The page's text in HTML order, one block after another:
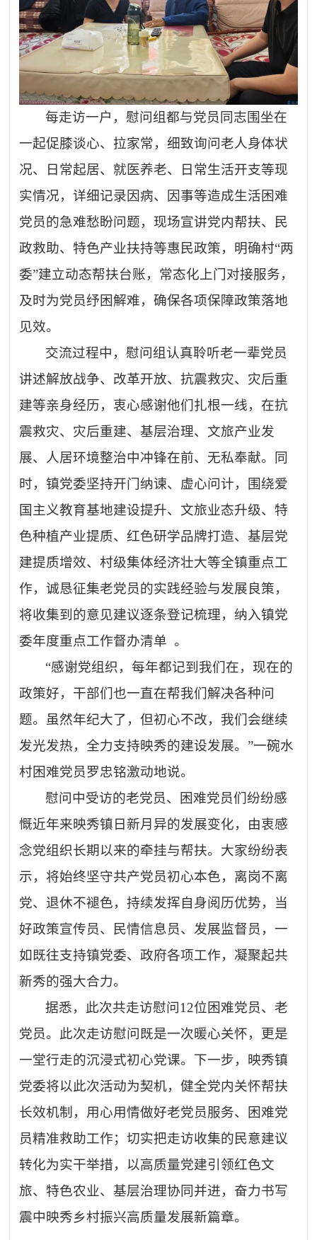
每走访一户，慰问组都与党员同志围坐在
一起促膝谈心、拉家常，细致询问老人身体状
况、日常起居、就医养老、日常生活开支等现
实情况，详细记录因病、因事等造成生活困难
党员的急难愁盼问题，现场宣讲党内帮扶、民
政救助、特色产业扶持等惠民政策，明确村“两
委”建立动态帮扶台账，常态化上门对接服务，
及时为党员纾困解难，确保各项保障政策落地
见效。
交流过程中，慰问组认真聆听老一辈党员
讲述解放战争、改革开放、抗震救灾、灾后重
建等亲身经历，衷心感谢他们扎根一线，在抗
震救灾、灾后重建、基层治理、文旅产业发
展、人居环境整治中冲锋在前、无私奉献。同
时，镇党委坚持开门纳谏、虚心问计，围绕爱
国主义教育基地建设提升、文旅业态升级、特
色种植产业提质、红色研学品牌打造、基层党
建提质增效、村级集体经济壮大等全镇重点工
作，诚恳征集老党员的实践经验与发展良策，
将收集到的意见建议逐条登记梳理，纳入镇党
委年度重点工作督办清单 。
“感谢党组织，每年都记到我们在，现在的
政策好，干部们也一直在帮我们解决各种问
题。虽然年纪大了，但初心不改，我们会继续
发光发热，全力支持映秀的建设发展。”一碗水
村困难党员罗忠铭激动地说。
慰问中受访的老党员、困难党员们纷纷感
慨近年来映秀镇日新月异的发展变化，由衷感
念党组织长期以来的牵挂与帮扶。大家纷纷表
示，将始终坚守共产党员初心本色，离岗不离
党、退休不褪色，持续发挥自身阅历优势，当
好政策宣传员、民情信息员、发展监督员，一
如既往支持镇党委、政府各项工作，凝聚起共
新秀的强大合力。
据悉，此次共走访慰问12位困难党员、老
党员。此次走访慰问既是一次暖心关怀，更是
一堂行走的沉浸式初心党课。下一步，映秀镇
党委将以此次活动为契机，健全党内关怀帮扶
长效机制，用心用情做好老党员服务、困难党
员精准救助工作；切实把走访收集的民意建议
转化为实干举措，以高质量党建引领红色文
旅、特色农业、基层治理协同并进，奋力书写
震中映秀乡村振兴高质量发展新篇章。